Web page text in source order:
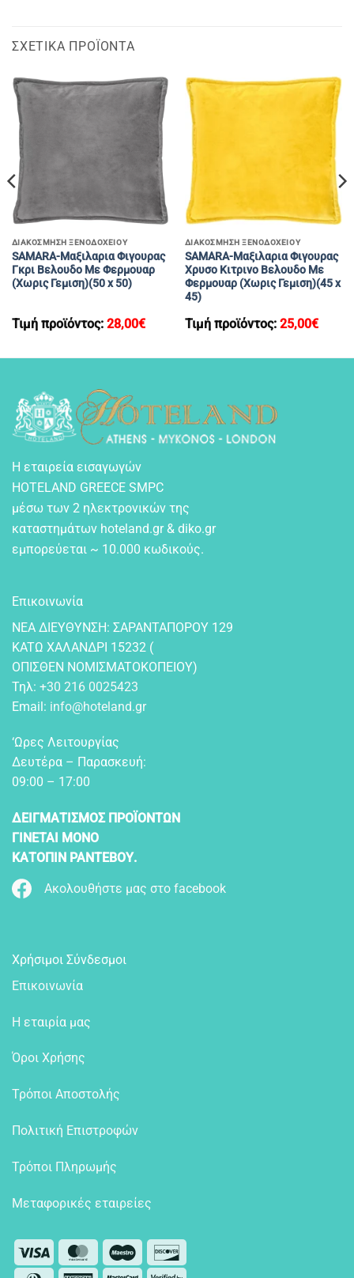
ΣΧΕΤΙΚΆ ΠΡΟΪΌΝΤΑ
ΔΙΑΚΟΣΜΗΣΗ ΞΕΝΟΔΟΧΕΙΟΥ
SAMARA-Μαξιλαρια Φιγουρας
Γκρι Βελουδο Με Φερμουαρ
(Χωρις Γεμιση)(50 x 50)
Τιμή προϊόντος: 28,00€
ΔΙΑΚΟΣΜΗΣΗ ΞΕΝΟΔΟΧΕΙΟΥ
SAMARA-Μαξιλαρια Φιγουρας
Χρυσο Κιτρινο Βελουδο Με
Φερμουαρ (Χωρις Γεμιση)(45 x
45)
Τιμή προϊόντος: 25,00€
Η εταιρεία εισαγωγών
HOTELAND GREECE SMPC
μέσω των 2 ηλεκτρονικών της
καταστημάτων hoteland.gr & diko.gr
εμπορεύεται ~ 10.000 κωδικούς.
Επικοινωνία
NEA ΔIEYΘYNΣH: ΣAPANTAΠOPOY 129
KATΩ XAΛANΔPI 15232 (
OΠIΣΘEN NOMIΣMATOKOΠEIOY)
Τηλ: +30 216 0025423
Email: info@hoteland.gr
‘Ωρες Λειτουργίας
Δευτέρα – Παρασκευή:
09:00 – 17:00
ΔΕΙΓΜΑΤΙΣΜΟΣ ΠΡΟΪΟΝΤΩΝ
ΓΙΝΕΤΑΙ ΜΟΝΟ
ΚΑΤΟΠΙΝ ΡΑΝΤΕΒΟΥ.
Ακολουθήστε μας στο facebook
Χρήσιμοι Σύνδεσμοι
Επικοινωνία
Η εταιρία μας
Όροι Χρήσης
Τρόποι Αποστολής
Πολιτική Επιστροφών
Τρόποι Πληρωμής
Μεταφορικές εταιρείες
Visa MasterCardMaestro